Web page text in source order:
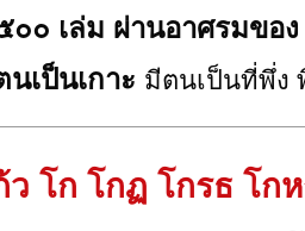
๐๐ เล่ม ผ่านอาศรมขอ
นเป็นเกาะ มีตนเป็นที่พึ่ง
ว โก โกฏ โกรธ โก